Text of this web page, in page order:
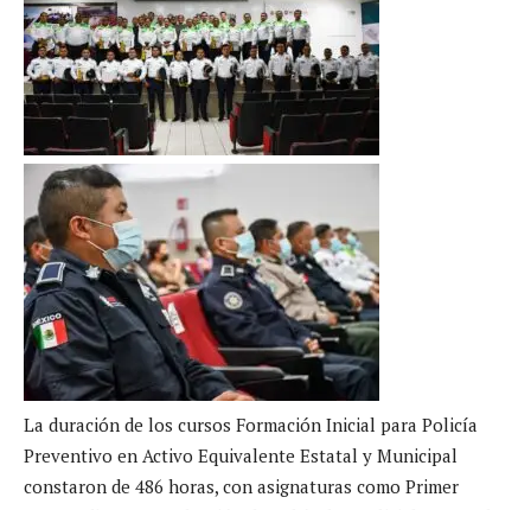
La duración de los cursos Formación Inicial para Policía
Preventivo en Activo Equivalente Estatal y Municipal
constaron de 486 horas, con asignaturas como Primer